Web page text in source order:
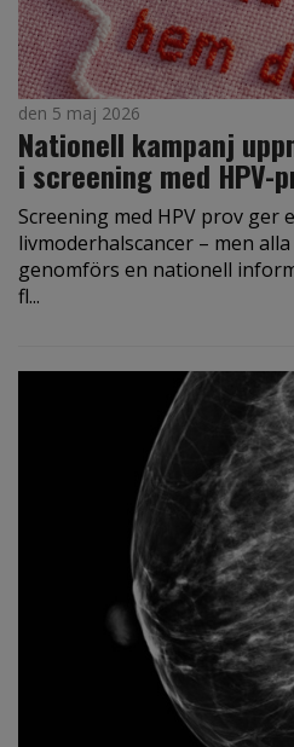
den 5 maj 2026
Nationell kampanj
i screening med HPV-
Screening med HPV prov ger
livmoderhalscancer – men
genomförs en nationell
fl...